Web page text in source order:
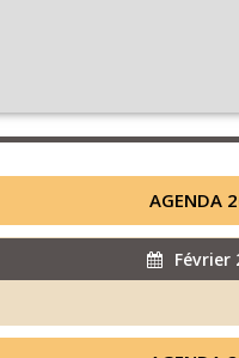
AGENDA
Février